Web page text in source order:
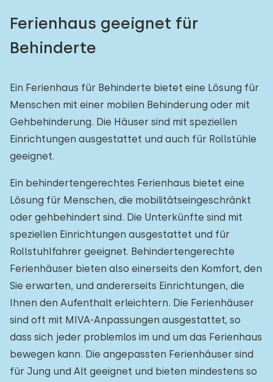
Ferienhaus geeignet für
Behinderte
Ein Ferienhaus für Behinderte bietet eine Lösung für
Menschen mit einer mobilen Behinderung oder mit
Gehbehinderung. Die Häuser sind mit speziellen
Einrichtungen ausgestattet und auch für Rollstühle
geeignet.
Ein behindertengerechtes Ferienhaus bietet eine
Lösung für Menschen, die mobilitätseingeschränkt
oder gehbehindert sind. Die Unterkünfte sind mit
speziellen Einrichtungen ausgestattet und für
Rollstuhlfahrer geeignet. Behindertengerechte
Ferienhäuser bieten also einerseits den Komfort, den
Sie erwarten, und andererseits Einrichtungen, die
Ihnen den Aufenthalt erleichtern. Die Ferienhäuser
sind oft mit MIVA-Anpassungen ausgestattet, so
dass sich jeder problemlos im und um das Ferienhaus
bewegen kann. Die angepassten Ferienhäuser sind
für Jung und Alt geeignet und bieten mindestens so